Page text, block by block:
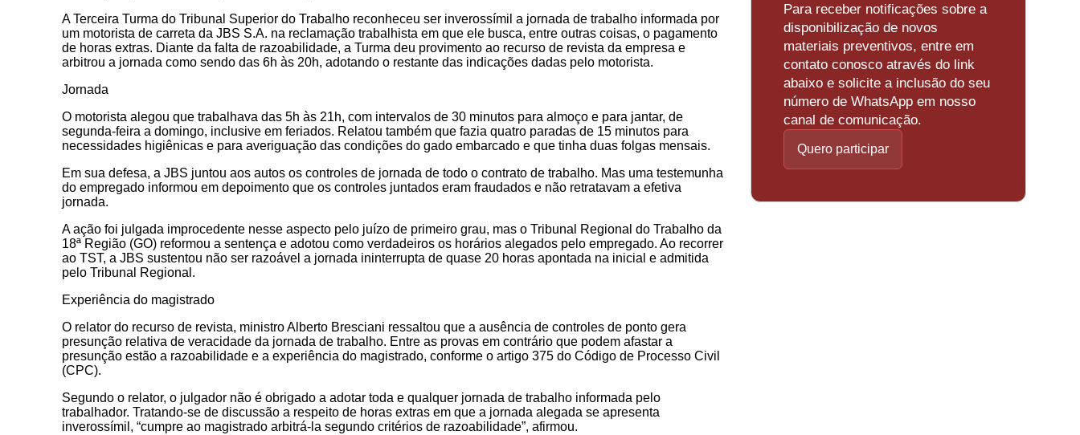
A Terceira Turma do Tribunal Superior do Trabalho reconheceu ser inverossímil a jornada de trabalho informada por
um motorista de carreta da JBS S.A. na reclamação trabalhista em que ele busca, entre outras coisas, o pagamento
de horas extras. Diante da falta de razoabilidade, a Turma deu provimento ao recurso de revista da empresa e
arbitrou a jornada como sendo das 6h às 20h, adotando o restante das indicações dadas pelo motorista.
Jornada
O motorista alegou que trabalhava das 5h às 21h, com intervalos de 30 minutos para almoço e para jantar, de
segunda-feira a domingo, inclusive em feriados. Relatou também que fazia quatro paradas de 15 minutos para
necessidades higiênicas e para averiguação das condições do gado embarcado e que tinha duas folgas mensais.
Em sua defesa, a JBS juntou aos autos os controles de jornada de todo o contrato de trabalho. Mas uma testemunha
do empregado informou em depoimento que os controles juntados eram fraudados e não retratavam a efetiva
jornada.
A ação foi julgada improcedente nesse aspecto pelo juízo de primeiro grau, mas o Tribunal Regional do Trabalho da
18ª Região (GO) reformou a sentença e adotou como verdadeiros os horários alegados pelo empregado. Ao recorrer
ao TST, a JBS sustentou não ser razoável a jornada ininterrupta de quase 20 horas apontada na inicial e admitida
pelo Tribunal Regional.
Experiência do magistrado
O relator do recurso de revista, ministro Alberto Bresciani ressaltou que a ausência de controles de ponto gera
presunção relativa de veracidade da jornada de trabalho. Entre as provas em contrário que podem afastar a
presunção estão a razoabilidade e a experiência do magistrado, conforme o artigo 375 do Código de Processo Civil
(CPC).
Segundo o relator, o julgador não é obrigado a adotar toda e qualquer jornada de trabalho informada pelo
trabalhador. Tratando-se de discussão a respeito de horas extras em que a jornada alegada se apresenta
inverossímil, “cumpre ao magistrado arbitrá-la segundo critérios de razoabilidade”, afirmou.
Para receber notificações sobre a
disponibilização de novos
materiais preventivos, entre em
contato conosco através do link
abaixo e solicite a inclusão do seu
número de WhatsApp em nosso
canal de comunicação.
Quero participar